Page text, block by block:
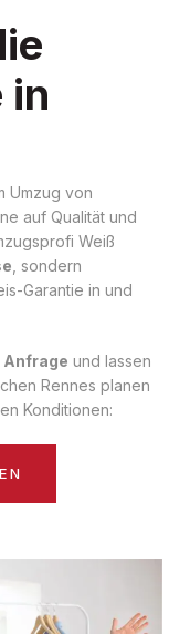
in
Umzug von
auf Qualität und
Weiß
, sondern
Garantie in und
und lassen
Rennes planen
Konditionen: